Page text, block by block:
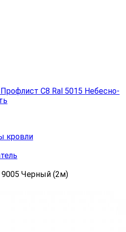
Профлист C8 Ral 5015 Небесно-
кровли
9005 Черный (2м)